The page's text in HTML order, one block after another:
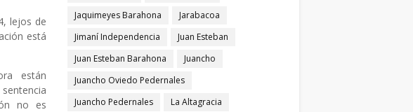
lejos de
está
están
no es
Jaquimeyes Barahona
Jarabacoa
Jimaní Independencia
Juan Esteban
Juan Esteban Barahona
Juancho
Juancho Oviedo Pedernales
Juancho Pedernales
La Altagracia